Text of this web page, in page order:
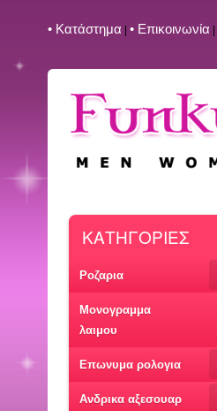
• Kατάστημα • Επικοινωνία
ΚΑΤΗΓΟΡΙΕΣ
Ροζαρια
Μονογραμμα
λαιμου
Επωνυμα ρολογια
Ανδρικα αξεσουαρ